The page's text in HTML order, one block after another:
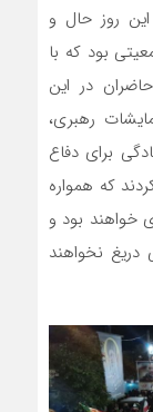
روز حال و
بود که با
در این
رهبری،
برای دفاع
که همواره
خواهند بود و
نخواهند